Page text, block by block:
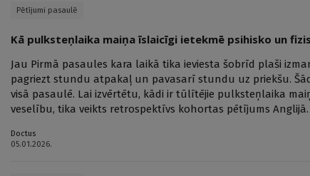
Pētījumi pasaulē
Kā pulksteņlaika maiņa īslaicīgi ietekmē psihisko un
Jau Pirmā pasaules kara laikā tika ieviesta šobrīd plaši
pagriezt stundu atpakaļ un pavasarī stundu uz priekšu.
visā pasaulē. Lai izvērtētu, kādi ir tūlītējie pulksteņlaika
veselību, tika veikts retrospektīvs kohortas pētījums Anglijā.
Doctus
05.01.2026.